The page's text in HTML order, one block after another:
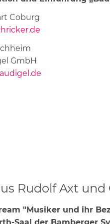
Coburg
GmbH
Rudolf Axt
"Musiker und ihr